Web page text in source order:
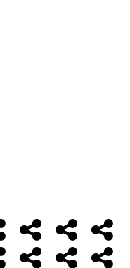
Alimentazione
AmbienteBambini
Cancro ControlloEconomia